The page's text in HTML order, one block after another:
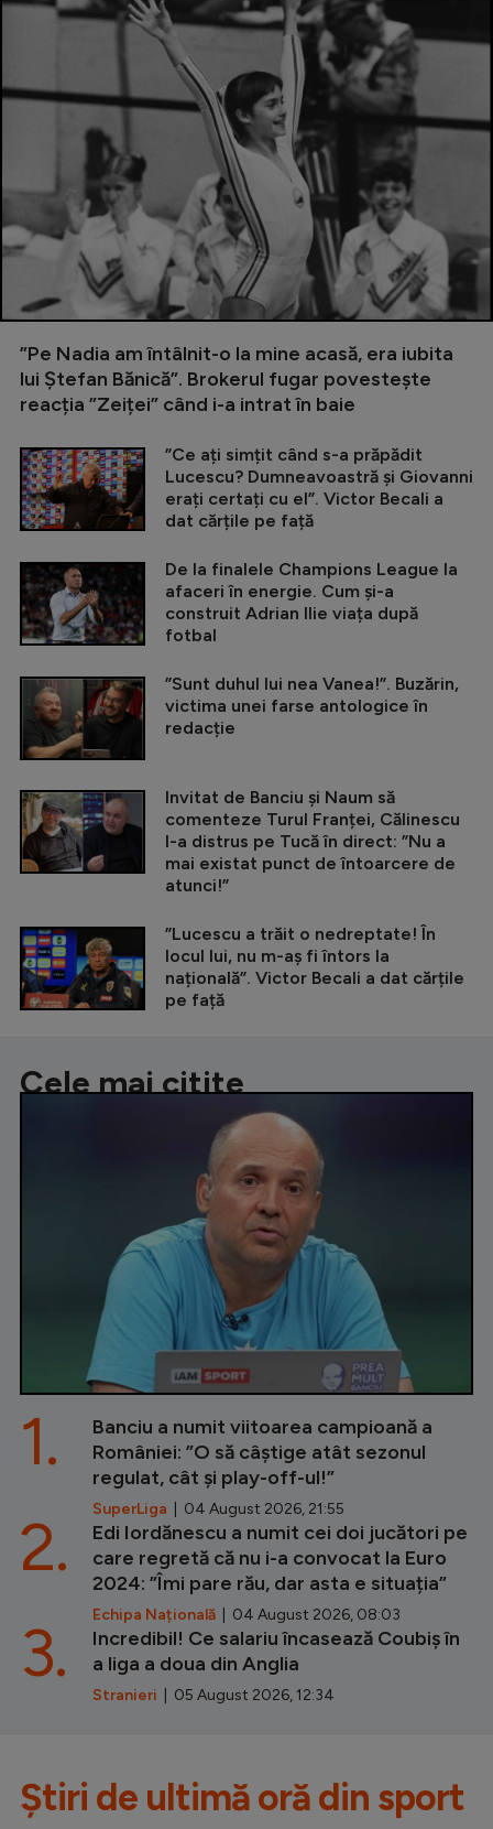
”Pe Nadia am întâlnit-o la mine acasă, era iubita
lui Ștefan Bănică”. Brokerul fugar povestește
reacția ”Zeiței” când i-a intrat în baie
”Ce ați simțit când s-a prăpădit
Lucescu? Dumneavoastră și Giovanni
erați certați cu el”. Victor Becali a
dat cărțile pe față
De la finalele Champions League la
afaceri în energie. Cum și-a
construit Adrian Ilie viața după
fotbal
”Sunt duhul lui nea Vanea!”. Buzărin,
victima unei farse antologice în
redacție
Invitat de Banciu și Naum să
comenteze Turul Franței, Călinescu
l-a distrus pe Tucă în direct: ”Nu a
mai existat punct de întoarcere de
atunci!”
”Lucescu a trăit o nedreptate! În
locul lui, nu m-aș fi întors la
națională”. Victor Becali a dat cărțile
pe față
Cele mai citite
Banciu a numit viitoarea campioană a
României: ”O să câștige atât sezonul
regulat, cât și play-off-ul!”
SuperLiga | 04 August 2026, 21:55
1.
Edi Iordănescu a numit cei doi jucători pe
care regretă că nu i-a convocat la Euro
2024: ”Îmi pare rău, dar asta e situația”
Echipa Națională | 04 August 2026, 08:03
2.
Incredibil! Ce salariu încasează Coubiș în
a liga a doua din Anglia
Stranieri | 05 August 2026, 12:34
3.
Știri de ultimă oră din sport